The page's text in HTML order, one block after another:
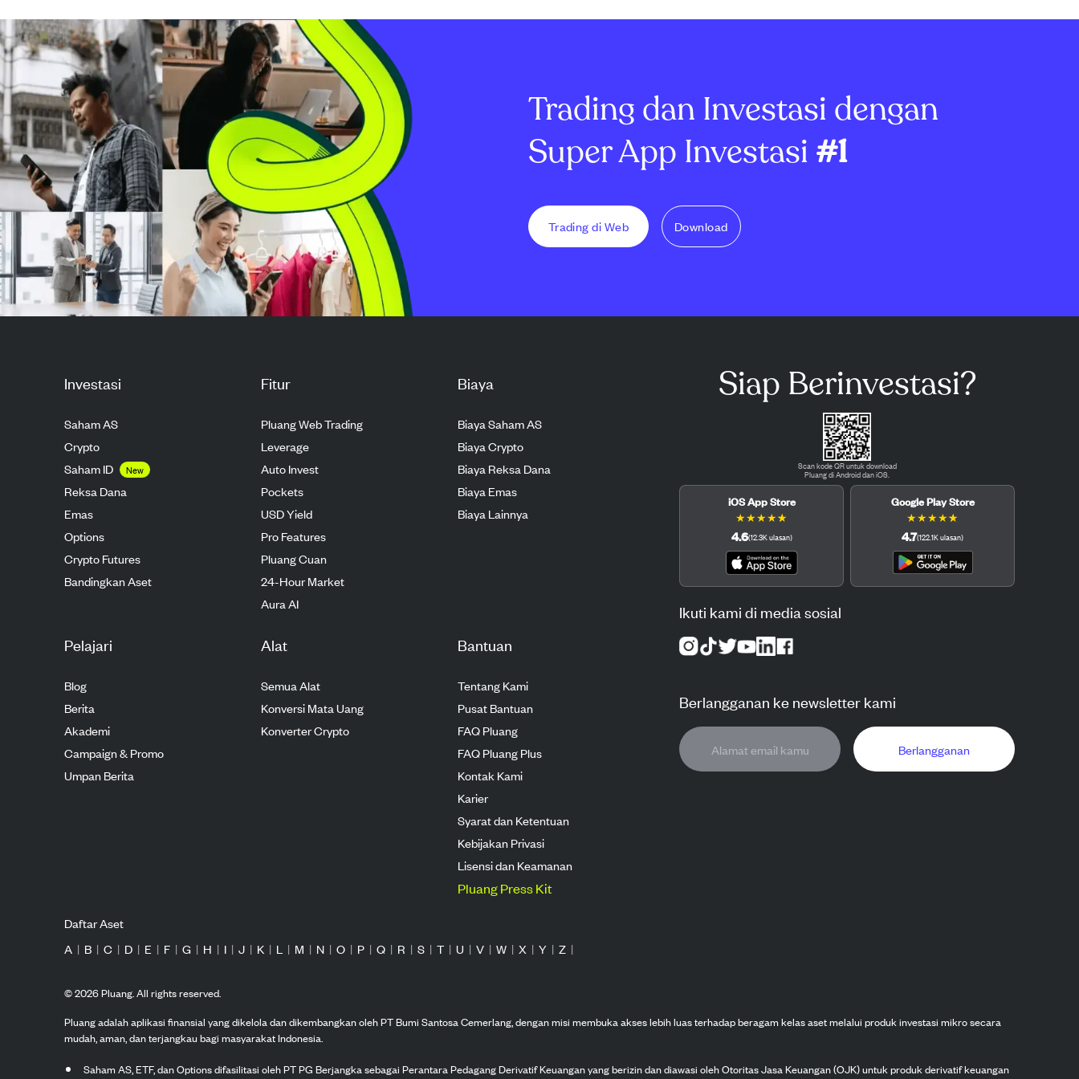
disesuaikan sebesar C$0,65
per saham, naik 3,2% dibanding
tahun sebelumnya, dan
pendapa...
Meski gagal capai target,
perusahaan menunjukkan
pertumbuhan pendapatan
tahunan dan me...
kategori, merayakan eksekutif
pendapatan organik turun
melebihi ekspektasi $1,36 miliar.
Trading dan Investasi dengan
Super App Investasi #1
Trading di Web Download
Investasi
Saham AS
Crypto
Saham ID
New
Reksa Dana
Emas
Options
Crypto Futures
Bandingkan Aset
Fitur
Pluang Web Trading
Leverage
Auto Invest
Pockets
USD Yield
Pro Features
Pluang Cuan
24-Hour Market
Aura AI
Biaya
Biaya Saham AS
Biaya Crypto
Biaya Reksa Dana
Biaya Emas
Biaya Lainnya
Pelajari
Blog
Berita
Akademi
Campaign & Promo
Umpan Berita
Alat
Semua Alat
Konversi Mata Uang
Konverter Crypto
Bantuan
Tentang Kami
Pusat Bantuan
FAQ Pluang
FAQ Pluang Plus
Kontak Kami
Karier
Syarat dan Ketentuan
Kebijakan Privasi
Lisensi dan Keamanan
Pluang Press Kit
Siap Berinvestasi?
Scan kode QR untuk download
Pluang di Android dan iOS.
iOS App Store
★★★★★
4.6(12.3Kulasan)
Google Play Store
★★★★★
4.7(122.1Kulasan)
Ikuti kami di media sosial
Berlangganan ke newsletter kami
Berlangganan
Daftar Aset
A | B | C | D | E | F | G | H | I | J | K | L | M | N | O | P | Q | R | S | T | U | V | W | X | Y | Z |
©2026Pluang. All rights reserved.
Pluang adalah aplikasi finansial yang dikelola dan dikembangkan oleh PT Bumi Santosa Cemerlang, dengan misi membuka akses lebih luas terhadap beragam kelas aset melalui produk investasi mikro secara
mudah, aman, dan terjangkau bagi masyarakat Indonesia.
Saham AS, ETF, dan Options difasilitasi oleh PT PG Berjangka sebagai Perantara Pedagang Derivatif Keuangan yang berizin dan diawasi oleh Otoritas Jasa Keuangan (OJK) untuk produk derivatif keuangan